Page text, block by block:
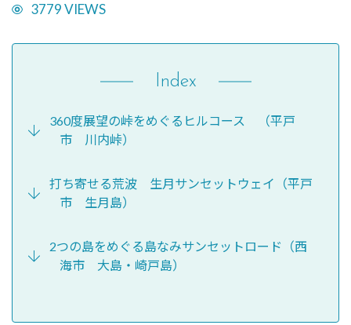
3779 VIEWS
Index
360度展望の峠をめぐるヒルコース （平戸
市 川内峠）
打ち寄せる荒波 生月サンセットウェイ（平戸
市 生月島）
2つの島をめぐる島なみサンセットロード（西
海市 大島・崎戸島）